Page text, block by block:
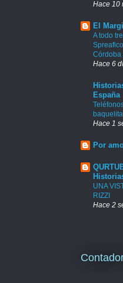
Hace 10
El
A todo
Córdoba
Hace 6
España
Hace 1
Por
UNA
RIZZI
Hace 2